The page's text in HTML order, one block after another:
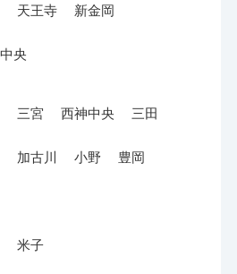
天王寺 新金岡
央
三宮 西神中央 三田
加古川 小野 豊岡
米子